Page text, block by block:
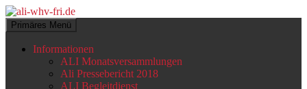
Zum
Inhalt
springen
ali-whv-fri.de
Suchen
Primäres Menü
Informationen
ALI Monatsversammlungen
Ali Pressebericht 2018
ALI Begleitdienst